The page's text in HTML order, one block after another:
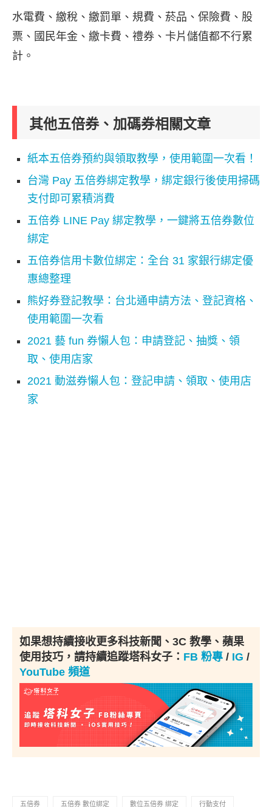
水電費、繳稅、繳罰單、規費、菸品、保險費、股
票、國民年金、繳卡費、禮券、卡片儲值都不行累
計。
其他五倍券、加碼券相關文章
紙本五倍券預約與領取教學，使用範圍一次看！
台灣 Pay 五倍券綁定教學，綁定銀行後使用掃碼
支付即可累積消費
五倍券 LINE Pay 綁定教學，一鍵將五倍券數位
綁定
五倍券信用卡數位綁定：全台 31 家銀行綁定優
惠總整理
熊好券登記教學：台北通申請方法、登記資格、
使用範圍一次看
2021 藝 fun 券懶人包：申請登記、抽獎、領
取、使用店家
2021 動滋券懶人包：登記申請、領取、使用店
家
如果想持續接收更多科技新聞、3C 教學、蘋果
使用技巧，請持續追蹤塔科女子： FB 粉專 / IG /
YouTube 頻道
五倍券 五倍券 數位綁定 數位五倍券 綁定 行動支付